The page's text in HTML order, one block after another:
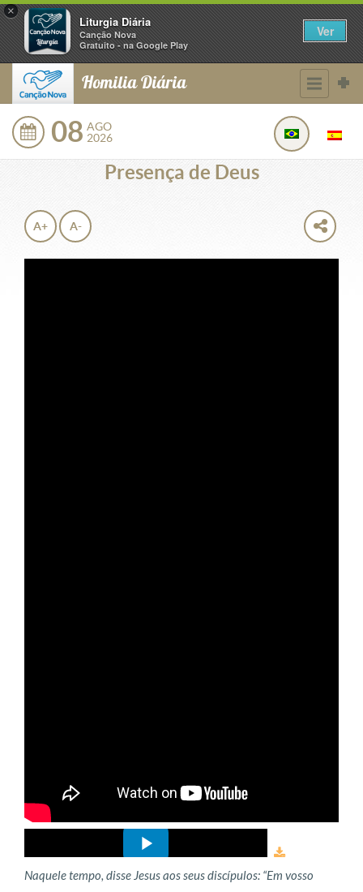
×
Liturgia Diária
Canção Nova
Gratuito - na Google Play
Ver
Homilia Diária
08 AGO
2026
Presença de Deus
A+ A-
Naquele tempo, disse Jesus aos seus discípulos: “Em vosso